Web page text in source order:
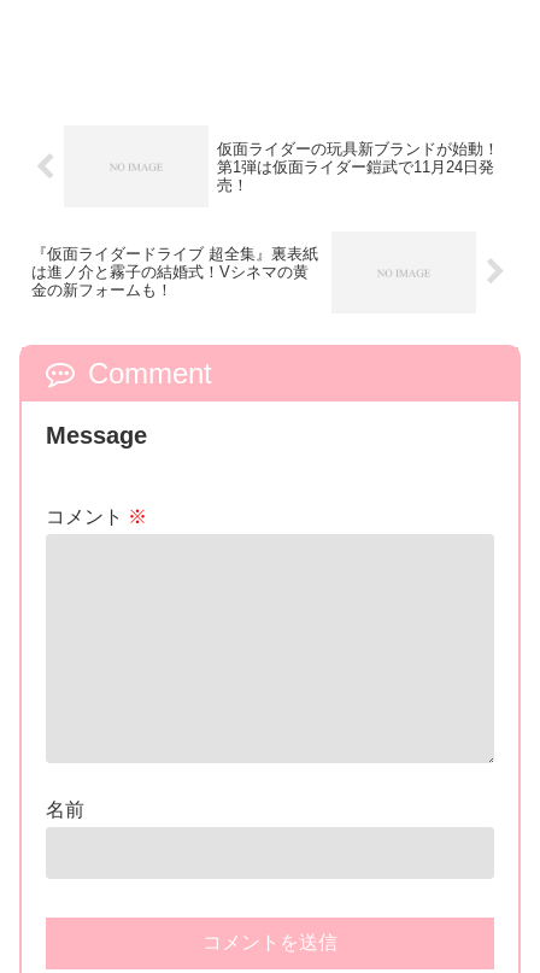
仮面ライダーの玩具新ブランドが始動！
第1弾は仮面ライダー鎧武で11月24日発
売！
『仮面ライダードライブ 超全集』裏表紙
は進ノ介と霧子の結婚式！Vシネマの黄
金の新フォームも！
Comment
Message
コメント ※
名前